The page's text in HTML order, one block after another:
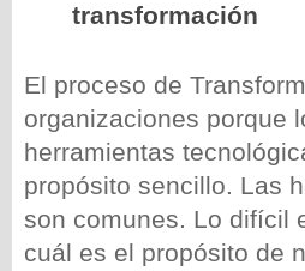
transformación
El proceso de
organizaciones porque
herramientas
propósito sencillo. Las
son comunes. Lo difícil
cuál es el propósito de